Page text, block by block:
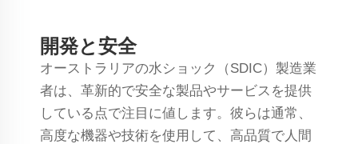
開発と安全
オーストラリアの水ショック（SDIC）製造業
者は、革新的で安全な製品やサービスを提供
している点で注目に値します。彼らは通常、
高度な機器や技術を使用して、高品質で人間